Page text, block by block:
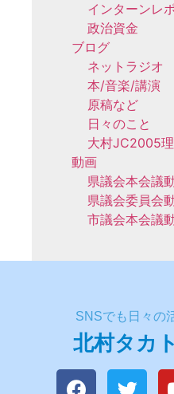
インターンレ
政治資金
ブログ
ネットラジオ
本/音楽/講演
原稿など
日々のこと
大村JC2005
動画
県議会本会議
県議会委員会
市議会本会議
北村タカ
SNSでも日々の